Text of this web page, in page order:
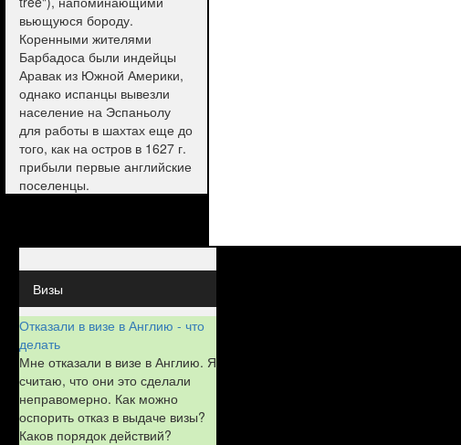
вьющуюся бороду.
Коренными жителями
Барбадоса были индейцы
Аравак из Южной Америки,
однако испанцы вывезли
население на Эспаньолу
для работы в шахтах еще до
того, как на остров в 1627 г.
прибыли первые английские
поселенцы.
Визы
Отказали в визе в Англию - что
делать
Мне отказали в визе в Англию. Я
считаю, что они это сделали
неправомерно. Как можно
оспорить отказ в выдаче визы?
Каков порядок действий?